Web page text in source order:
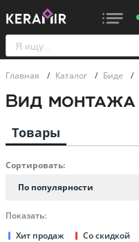
Главная / Каталог / Биде /
Вид монтажа
Товары
Сортировать:
По популярности
Показать:
Хит продаж
Со скидкой